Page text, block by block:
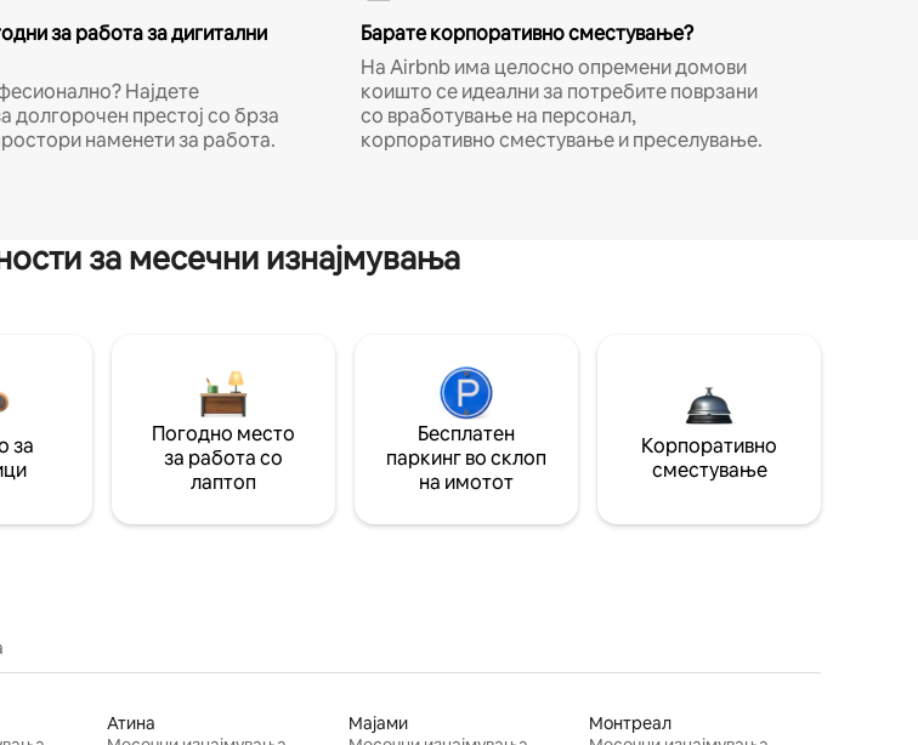
за работа за дигитални
Најдете
долгорочен престој со брза
наменети за работа.
Барате корпоративно сместување?
На Airbnb има целосно опремени домови
коишто се идеални за потребите поврзани
со вработување на персонал,
корпоративно сместување и преселување.
за месечни изнајмувања
за
Погодно место
за работа со
лаптоп
Бесплатен
паркинг во склоп
на имотот
Корпоративно
сместување
Атина
Мајами
Монтреал